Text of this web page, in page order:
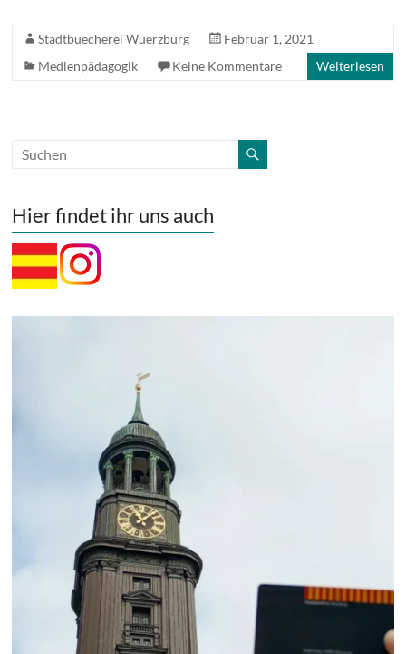
Stadtbuecherei Wuerzburg
Februar 1, 2021
Medienpädagogik
Keine Kommentare Weiterlesen
Hier findet ihr uns auch